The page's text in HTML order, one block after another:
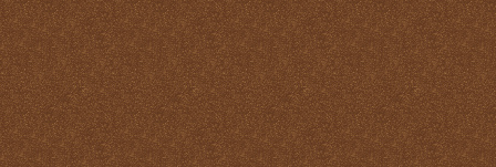
La Santa Misa y el
Purgatorio
La Santa Misa y el Reino
de Dios
La Santa Misa y el
sacerdocio
La Santa Misa y la cruz